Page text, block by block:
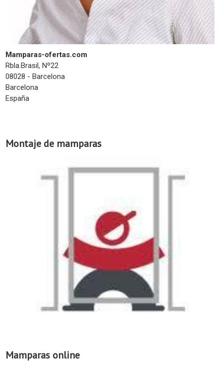
Mamparas-ofertas.com
Rbla.Brasil, Nº22
08028 - Barcelona
Barcelona
España
Montaje de mamparas
Mamparas online